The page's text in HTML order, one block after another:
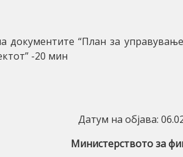
документите “План за
-20 мин
Датум на објава:
Министерството за